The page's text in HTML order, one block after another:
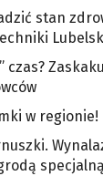
stan
czas?
w regionie!
specjalną